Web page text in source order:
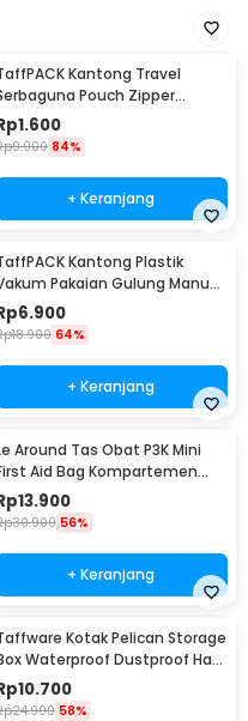
Kantong Travel
Pouch Zipper
1 PCS - CC-003
1.600
9.900 84%
+ Keranjang
Kantong Plastik
Pakaian Gulung Manual
PCS 39.5x60cm - VB-70
6.900
18.900 64%
+ Keranjang
Around Tas Obat P3K Mini
Aid Bag Kompartemen
- A3079
13.900
30.900 56%
+ Keranjang
Kotak Pelican Storage
Waterproof Dustproof Hard
ABS L - G10/J020
10.700
24.900 58%